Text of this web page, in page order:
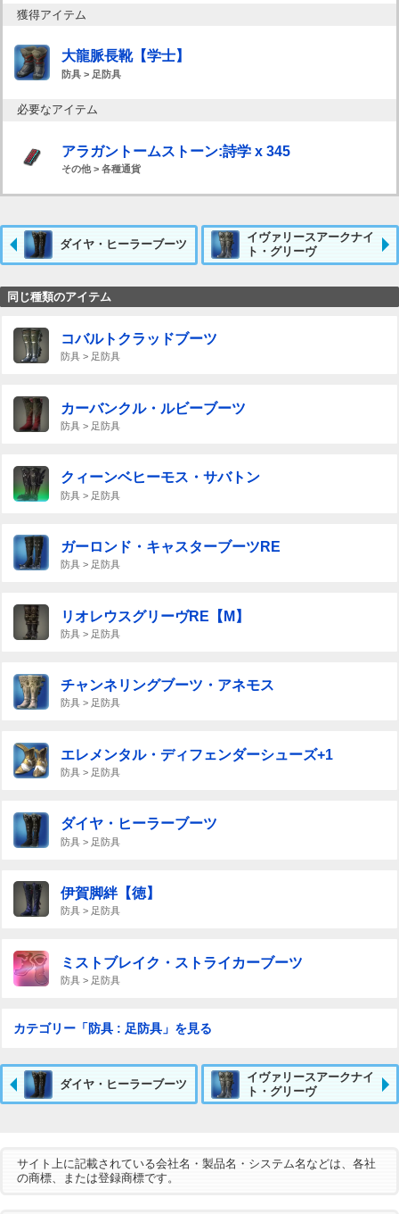
獲得アイテム
大龍脈長靴【学士】
防具 > 足防具
必要なアイテム
アラガントームストーン:詩学 x 345
その他 > 各種通貨
ダイヤ・ヒーラーブーツ
イヴァリースアークナイ
ト・グリーヴ
同じ種類のアイテム
コバルトクラッドブーツ
防具 > 足防具
カーバンクル・ルビーブーツ
防具 > 足防具
クィーンベヒーモス・サバトン
防具 > 足防具
ガーロンド・キャスターブーツRE
防具 > 足防具
リオレウスグリーヴRE【M】
防具 > 足防具
チャンネリングブーツ・アネモス
防具 > 足防具
エレメンタル・ディフェンダーシューズ+1
防具 > 足防具
ダイヤ・ヒーラーブーツ
防具 > 足防具
伊賀脚絆【徳】
防具 > 足防具
ミストブレイク・ストライカーブーツ
防具 > 足防具
カテゴリー「防具 : 足防具」を見る
ダイヤ・ヒーラーブーツ
イヴァリースアークナイ
ト・グリーヴ
サイト上に記載されている会社名・製品名・システム名などは、各社
の商標、または登録商標です。